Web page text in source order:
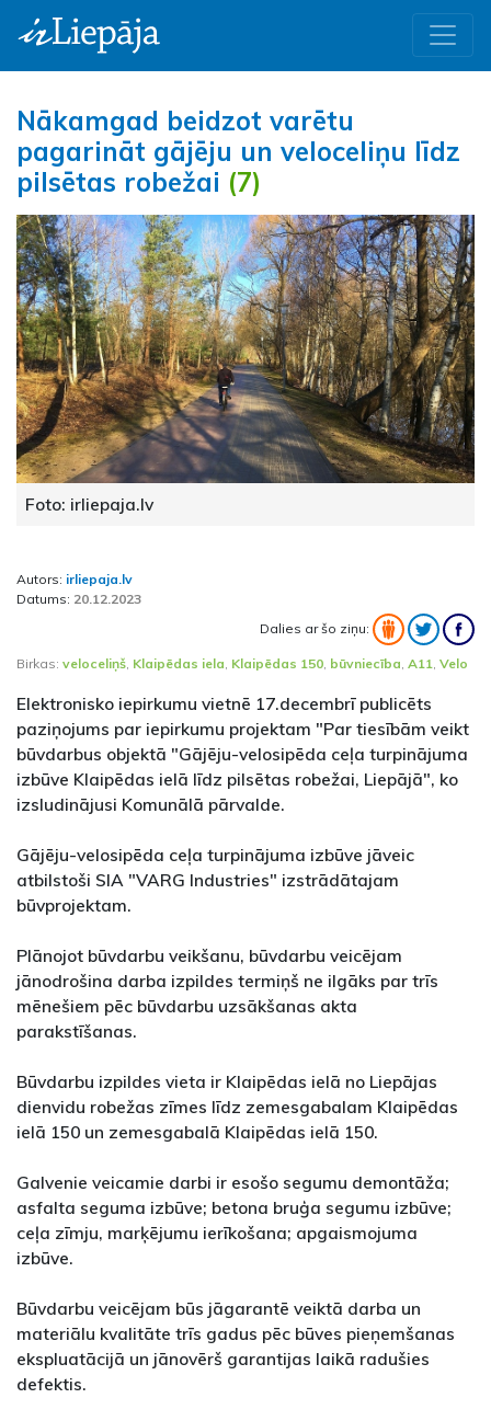
Nākamgad beidzot varētu
pagarināt gājēju un veloceliņu līdz
pilsētas robežai (7)
Foto: irliepaja.lv
Autors: irliepaja.lv
Datums: 20.12.2023
Dalies ar šo ziņu:
Birkas: veloceliņš, Klaipēdas iela, Klaipēdas 150, būvniecība, A11, Velo
Elektronisko iepirkumu vietnē 17.decembrī publicēts
paziņojums par iepirkumu projektam "Par tiesībām veikt
būvdarbus objektā "Gājēju-velosipēda ceļa turpinājuma
izbūve Klaipēdas ielā līdz pilsētas robežai, Liepājā", ko
izsludinājusi Komunālā pārvalde.
Gājēju-velosipēda ceļa turpinājuma izbūve jāveic
atbilstoši SIA "VARG Industries" izstrādātajam
būvprojektam.
Plānojot būvdarbu veikšanu, būvdarbu veicējam
jānodrošina darba izpildes termiņš ne ilgāks par trīs
mēnešiem pēc būvdarbu uzsākšanas akta
parakstīšanas.
Būvdarbu izpildes vieta ir Klaipēdas ielā no Liepājas
dienvidu robežas zīmes līdz zemesgabalam Klaipēdas
ielā 150 un zemesgabalā Klaipēdas ielā 150.
Galvenie veicamie darbi ir esošo segumu demontāža;
asfalta seguma izbūve; betona bruģa segumu izbūve;
ceļa zīmju, marķējumu ierīkošana; apgaismojuma
izbūve.
Būvdarbu veicējam būs jāgarantē veiktā darba un
materiālu kvalitāte trīs gadus pēc būves pieņemšanas
ekspluatācijā un jānovērš garantijas laikā radušies
defektis.